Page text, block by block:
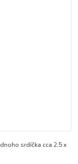
srdíčka cca 2,5 x